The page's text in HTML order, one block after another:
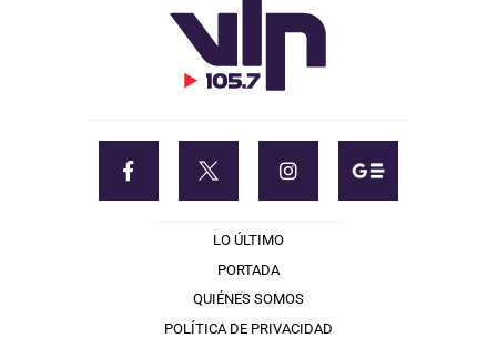
LO ÚLTIMO
PORTADA
QUIÉNES SOMOS
POLÍTICA DE PRIVACIDAD